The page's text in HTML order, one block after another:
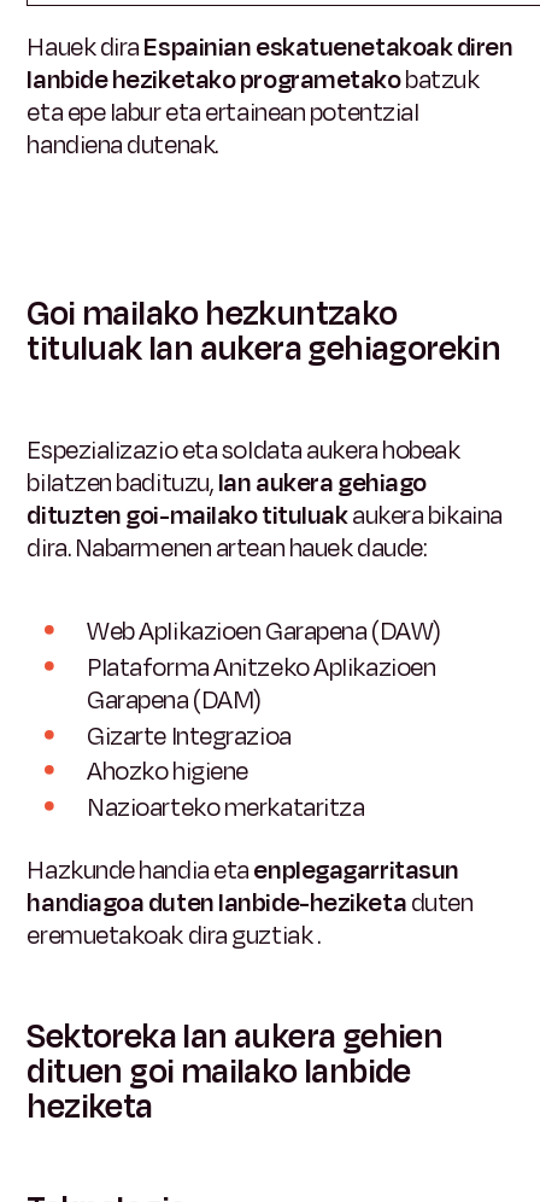
Hauek diraEspainian eskatuenetakoak diren
lanbide heziketako programetakobatzuk
eta epe labur eta ertainean potentzial
handiena dutenak.
Goi mailako hezkuntzako
tituluak lan aukera gehiagorekin
Espezializazio eta soldata aukera hobeak
bilatzen badituzu,lan aukera gehiago
dituzten goi-mailako tituluakaukera bikaina
dira. Nabarmenen artean hauek daude:
Web Aplikazioen Garapena (DAW)
Plataforma Anitzeko Aplikazioen
Garapena (DAM)
Gizarte Integrazioa
Ahozko higiene
Nazioarteko merkataritza
Hazkunde handia etaenplegagarritasun
handiagoa duten lanbide-heziketaduten
eremuetakoak dira guztiak.
Sektoreka lan aukera gehien
dituen goi mailako lanbide
heziketa